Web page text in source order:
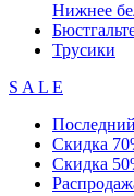
Нижнее
Трусики
S A L E
Скидка
Скидка